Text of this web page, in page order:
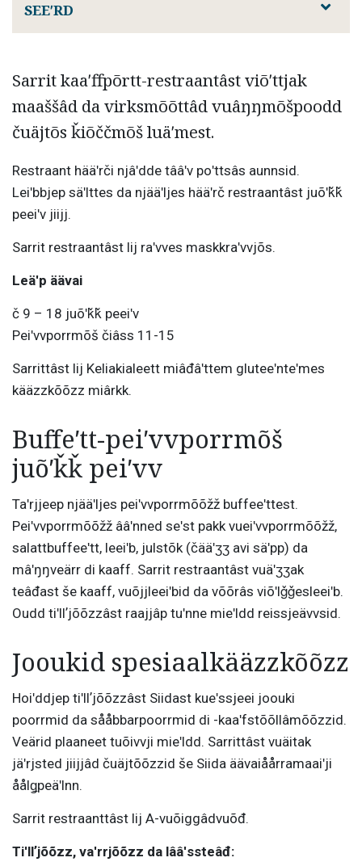
SEEʹRD
Sarrit kaaʹffpõrtt-restraantâst viõʹttjak
maaššâd da virksmõõttâd vuâŋŋmõšpoodd
čuäjtõs ǩiõččmõš luäʹmest.
Restraant hääʹrči njâʹdde tââʹv poʹttsâs aunnsid.
Leiʹbbjep säʹlttes da njääʹljes hääʹrč restraantâst juõʹǩǩ
peeiʹv jiijj.
Sarrit restraantâst lij raʹvves maskkraʹvvjõs.
Leäʹp äävai
č 9 – 18 juõʹǩǩ peeiʹv
Peiʹvvporrmõš čiâss 11-15
Sarrittâst lij Keliakialeett miâđâʹttem gluteeʹnteʹmes
kääzzkõõzz miârkk.
Buffeʹtt-peiʹvvporrmõš
juõʹǩǩ peiʹvv
Taʹrjjeep njääʹljes peiʹvvporrmõõžž buffeeʹttest.
Peiʹvvporrmõõžž ââʹnned seʹst pakk vueiʹvvporrmõõžž,
salattbuffeeʹtt, leeiʹb, julstõk (čääʹʒʒ avi säʹpp) da
mâʹŋŋveärr di kaaff. Sarrit restraantâst vuäʹʒʒak
teâđast še kaaff, vuõjjleeiʹbid da võõrâs viõʹlǧǧesleeiʹb.
Oudd tiʹllʼjõõzzâst raajjâp tuʹnne mieʹldd reissjeävvsid.
Jooukid spesiaalkääzzkõõzz
Hoiʹddjep tiʹllʼjõõzzâst Siidast kueʹssjeei joouki
poorrmid da sååbbarpoorrmid di -kaaʹfstõõllâmõõzzid.
Veärid plaaneet tuõivvji mieʹldd. Sarrittâst vuäitak
jäʹrjsted jiijjâd čuäjtõõzzid še Siida äävaiåårramaaiʹji
åålǥpeäʹlnn.
Sarrit restraanttâst lij A-vuõiggâdvuõđ.
Tiʹllʼjõõzz, vaʹrrjõõzz da lââʹssteâđ: